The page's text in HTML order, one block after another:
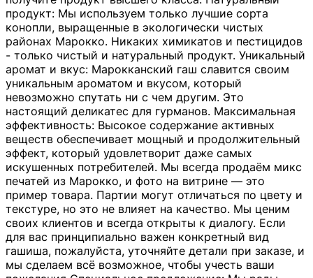
продукт: Мы используем только лучшие сорта
конопли, выращенные в экологически чистых
районах Марокко. Никаких химикатов и пестицидов
- только чистый и натуральный продукт. Уникальный
аромат и вкус: Марокканский гаш славится своим
уникальным ароматом и вкусом, который
невозможно спутать ни с чем другим. Это
настоящий деликатес для гурманов. Максимальная
эффективность: Высокое содержание активных
веществ обеспечивает мощный и продолжительный
эффект, который удовлетворит даже самых
искушенных потребителей. Мы всегда продаём микс
печатей из Марокко, и фото на витрине — это
пример товара. Партии могут отличаться по цвету и
текстуре, но это не влияет на качество. Мы ценим
своих клиентов и всегда открыты к диалогу. Если
для вас принципиально важен конкретный вид
гашиша, пожалуйста, уточняйте детали при заказе, и
мы сделаем всё возможное, чтобы учесть ваши